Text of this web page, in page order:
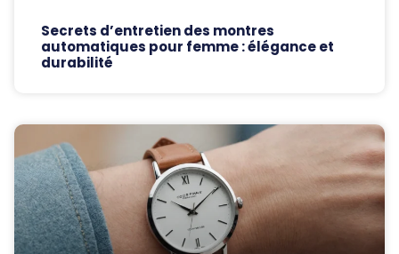
Secrets d’entretien des montres
automatiques pour femme : élégance et
durabilité